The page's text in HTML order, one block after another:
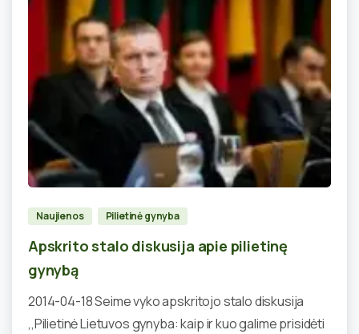
Naujienos Pilietinė gynyba
Apskrito stalo diskusija apie pilietinę
gynybą
2014-04-18 Seime vyko apskritojo stalo diskusija
,,Pilietinė Lietuvos gynyba: kaip ir kuo galime prisidėti